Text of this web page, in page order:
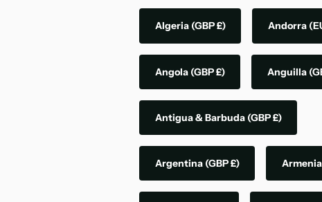
Algeria (GBP £) Andorra
Angola (GBP £) Anguilla
Antigua & Barbuda (GBP £)
Argentina (GBP £) Armenia